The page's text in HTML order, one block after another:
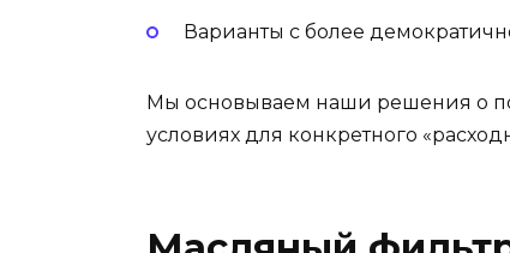
Варианты с более
Мы основываем наши решения о
условиях для конкретного